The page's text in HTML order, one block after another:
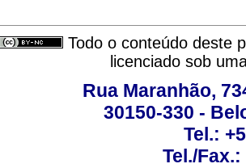
Todo o conteúdo deste
licenciado sob
Rua Maranhão,
30150-330 -
Tel.:
Tel./Fax.: